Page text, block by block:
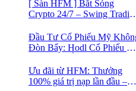
[ Sàn HFM ] Bắt Sóng
Crypto 24/7 – Swing
1:1000
Đầu Tư Cổ Phiếu Mỹ
Đòn Bẩy: Hodl Cổ Phiếu Mỹ
Nhuận Đều Đều | cổ phiếu
CFD
Ưu đãi từ HFM: Thưởng
100% giá trị nạp lần đầu –